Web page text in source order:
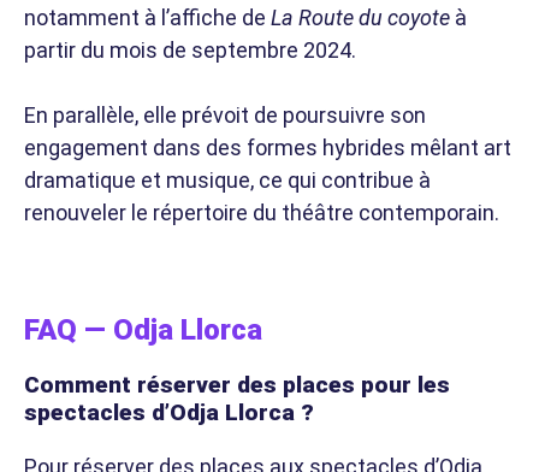
notamment à l’affiche de La Route du coyote à
partir du mois de septembre 2024.
En parallèle, elle prévoit de poursuivre son
engagement dans des formes hybrides mêlant art
dramatique et musique, ce qui contribue à
renouveler le répertoire du théâtre contemporain.
FAQ — Odja Llorca
Comment réserver des places pour les
spectacles d’Odja Llorca ?